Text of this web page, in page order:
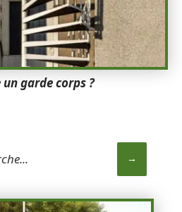
garde corps ?